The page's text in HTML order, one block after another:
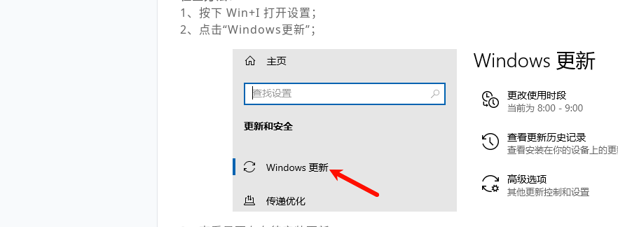
1、按下 Win+I 打开设置；
2、点击“Windows更新”；